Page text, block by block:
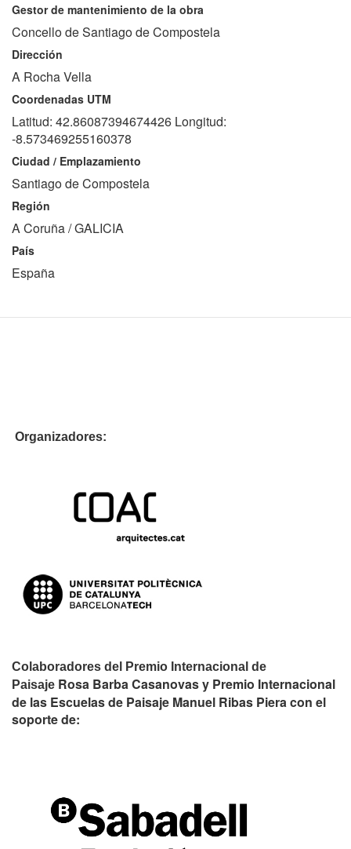
Gestor de mantenimiento de la obra
Concello de Santiago de Compostela
Dirección
A Rocha Vella
Coordenadas UTM
Latitud: 42.86087394674426 Longitud:
-8.573469255160378
Ciudad / Emplazamiento
Santiago de Compostela
Región
A Coruña / GALICIA
País
España
Organizadores:
Colaboradores del Premio Internacional de
Paisaje Rosa Barba Casanovas y Premio Internacional
de las Escuelas de Paisaje Manuel Ribas Piera con el
soporte de: